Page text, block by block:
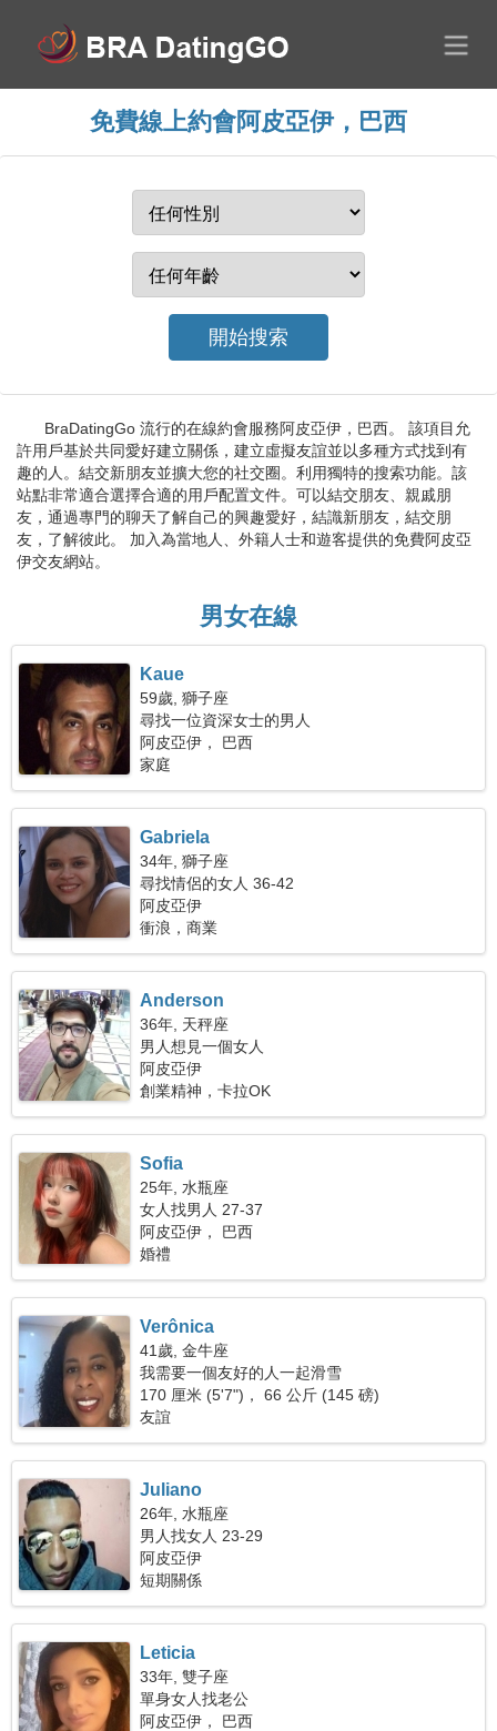
免費線上約會阿皮亞伊，巴西
BraDatingGo 流行的在線約會服務阿皮亞伊，巴西。 該項目允
許用戶基於共同愛好建立關係，建立虛擬友誼並以多種方式找到有
趣的人。結交新朋友並擴大您的社交圈。利用獨特的搜索功能。該
站點非常適合選擇合適的用戶配置文件。可以結交朋友、親戚朋
友，通過專門的聊天了解自己的興趣愛好，結識新朋友，結交朋
友，了解彼此。 加入為當地人、外籍人士和遊客提供的免費阿皮亞
伊交友網站。
男女在線
Kaue
59歲, 獅子座
尋找一位資深女士的男人
阿皮亞伊， 巴西
家庭
Gabriela
34年, 獅子座
尋找情侶的女人 36-42
阿皮亞伊
衝浪，商業
Anderson
36年, 天秤座
男人想見一個女人
阿皮亞伊
創業精神，卡拉OK
Sofia
25年, 水瓶座
女人找男人 27-37
阿皮亞伊， 巴西
婚禮
Verônica
41歲, 金牛座
我需要一個友好的人一起滑雪
170 厘米 (5'7")， 66 公斤 (145 磅)
友誼
Juliano
26年, 水瓶座
男人找女人 23-29
阿皮亞伊
短期關係
Leticia
33年, 雙子座
單身女人找老公
阿皮亞伊， 巴西